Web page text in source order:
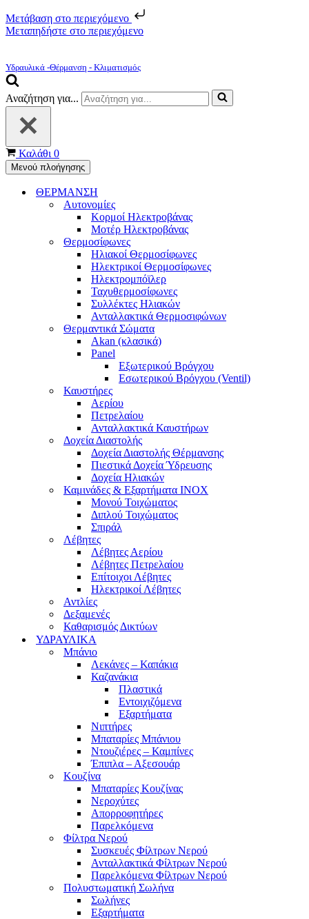
Μετάβαση στο περιεχόμενο
Μεταπηδήστε στο περιεχόμενο
Υδραυλικά -Θέρμανση - Κλιματισμός
Αναζήτηση για...
Καλάθι 0
Μενού πλοήγησης
ΘΕΡΜΑΝΣΗ
Αυτονομίες
Κορμοί Ηλεκτροβάνας
Μοτέρ Ηλεκτροβάνας
Θερμοσίφωνες
Ηλιακοί Θερμοσίφωνες
Ηλεκτρικοί Θερμοσίφωνες
Ηλεκτρομπόϊλερ
Ταχυθερμοσίφωνες
Συλλέκτες Ηλιακών
Ανταλλακτικά Θερμοσιφώνων
Θερμαντικά Σώματα
Akan (κλασικά)
Panel
Εξωτερικού Βρόγχου
Εσωτερικού Βρόγχου (Ventil)
Καυστήρες
Αερίου
Πετρελαίου
Ανταλλακτικά Καυστήρων
Δοχεία Διαστολής
Δοχεία Διαστολής Θέρμανσης
Πιεστικά Δοχεία Ύδρευσης
Δοχεία Ηλιακών
Καμινάδες & Εξαρτήματα ΙΝΟΧ
Μονού Τοιχώματος
Διπλού Τοιχώματος
Σπιράλ
Λέβητες
Λέβητες Αερίου
Λέβητες Πετρελαίου
Επίτοιχοι Λέβητες
Ηλεκτρικοί Λέβητες
Αντλίες
Δεξαμενές
Καθαρισμός Δικτύων
ΥΔΡΑΥΛΙΚΑ
Μπάνιο
Λεκάνες – Καπάκια
Καζανάκια
Πλαστικά
Εντοιχιζόμενα
Εξαρτήματα
Νιπτήρες
Μπαταρίες Μπάνιου
Ντουζιέρες – Καμπίνες
Έπιπλα – Αξεσουάρ
Κουζίνα
Μπαταρίες Κουζίνας
Νεροχύτες
Απορροφητήρες
Παρελκόμενα
Φίλτρα Νερού
Συσκευές Φίλτρων Νερού
Ανταλλακτικά Φίλτρων Νερού
Παρελκόμενα Φίλτρων Νερού
Πολυστωματική Σωλήνα
Σωλήνες
Εξαρτήματα